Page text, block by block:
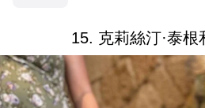
15. 克莉絲汀·泰根